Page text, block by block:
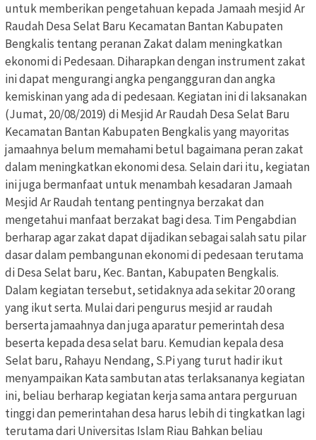
untuk memberikan pengetahuan kepada Jamaah mesjid Ar
Raudah Desa Selat Baru Kecamatan Bantan Kabupaten
Bengkalis tentang peranan Zakat dalam meningkatkan
ekonomi di Pedesaan. Diharapkan dengan instrument zakat
ini dapat mengurangi angka pengangguran dan angka
kemiskinan yang ada di pedesaan. Kegiatan ini di laksanakan
(Jumat, 20/08/2019) di Mesjid Ar Raudah Desa Selat Baru
Kecamatan Bantan Kabupaten Bengkalis yang mayoritas
jamaahnya belum memahami betul bagaimana peran zakat
dalam meningkatkan ekonomi desa. Selain dari itu, kegiatan
ini juga bermanfaat untuk menambah kesadaran Jamaah
Mesjid Ar Raudah tentang pentingnya berzakat dan
mengetahui manfaat berzakat bagi desa. Tim Pengabdian
berharap agar zakat dapat dijadikan sebagai salah satu pilar
dasar dalam pembangunan ekonomi di pedesaan terutama
di Desa Selat baru, Kec. Bantan, Kabupaten Bengkalis.
Dalam kegiatan tersebut, setidaknya ada sekitar 20 orang
yang ikut serta. Mulai dari pengurus mesjid ar raudah
berserta jamaahnya dan juga aparatur pemerintah desa
beserta kepada desa selat baru. Kemudian kepala desa
Selat baru, Rahayu Nendang, S.Pi yang turut hadir ikut
menyampaikan Kata sambutan atas terlaksananya kegiatan
ini, beliau berharap kegiatan kerja sama antara perguruan
tinggi dan pemerintahan desa harus lebih di tingkatkan lagi
terutama dari Universitas Islam Riau Bahkan beliau